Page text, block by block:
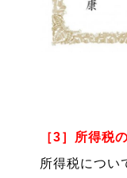
［3］所得税
所得税につい